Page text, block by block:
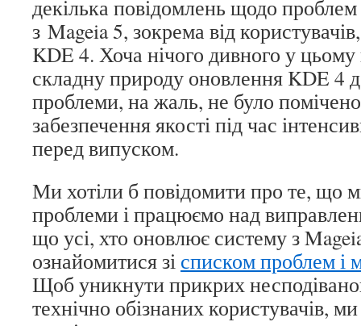
декілька повідомлень щодо
з Mageia 5, зокрема від
KDE 4. Хоча нічого дивного у
складну природу оновлення KDE 4
проблеми, на жаль, не було
забезпечення якості під час
перед випуском.
Ми хотіли б повідомити про те, що
проблеми і працюємо над
що усі, хто оновлює систему з
ознайомитися зі списком проблем і
Щоб уникнути прикрих
технічно обізнаних користувачів,